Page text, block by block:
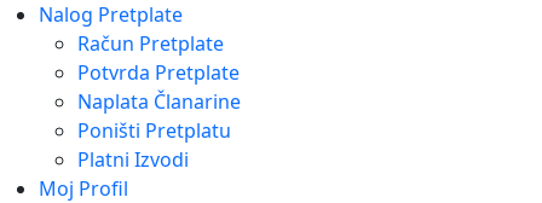
Nalog Pretplate
Račun Pretplate
Potvrda Pretplate
Naplata Članarine
Poništi Pretplatu
Platni Izvodi
Moj Profil